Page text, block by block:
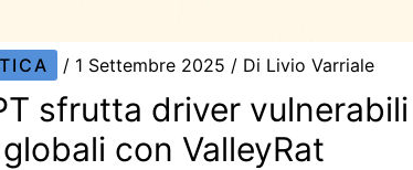
/ 1 Settembre 2025 / Di Livio Varriale
sfrutta driver vulnerabili
con ValleyRat